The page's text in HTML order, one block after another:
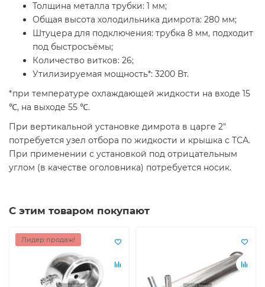
Толщина металла трубки: 1 мм;
Общая высота холодильника димрота: 280 мм;
Штуцера для подключения: трубка 8 мм, подходит
под быстросъёмы;
Количество витков: 26;
Утилизируемая мощность*: 3200 Вт.
*при температуре охлаждающей жидкости на входе 15
℃, на выходе 55 ℃.
При вертикальной установке димрота в царге 2"
потребуется узел отбора по жидкости и крышка с ТСА.
При применении с установкой под отрицательным
углом (в качестве оголовника) потребуется носик.
С этим товаром покупают
Лидер продаж!